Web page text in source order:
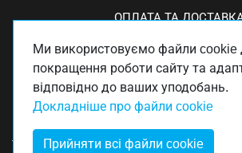
ОПЛАТА ТА
Ми використовуємо файли cookie
покращення роботи сайту та
відповідно до ваших уподобань.
Докладніше про файли cookie
Прийняти всі файли cookie